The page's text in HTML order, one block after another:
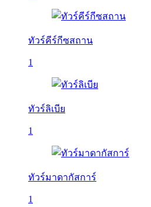
ทัวร์คีร์กีซสถาน
1
ทัวร์ลิเบีย
1
ทัวร์มาดากัสการ์
1